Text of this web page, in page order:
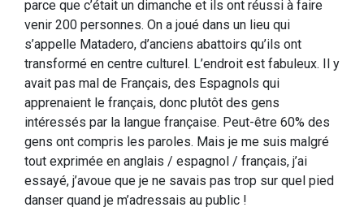
parce que c’était un dimanche et ils ont réussi à faire
venir 200 personnes. On a joué dans un lieu qui
s’appelle Matadero, d’anciens abattoirs qu’ils ont
transformé en centre culturel. L’endroit est fabuleux. Il y
avait pas mal de Français, des Espagnols qui
apprenaient le français, donc plutôt des gens
intéressés par la langue française. Peut-être 60% des
gens ont compris les paroles. Mais je me suis malgré
tout exprimée en anglais / espagnol / français, j’ai
essayé, j’avoue que je ne savais pas trop sur quel pied
danser quand je m’adressais au public !